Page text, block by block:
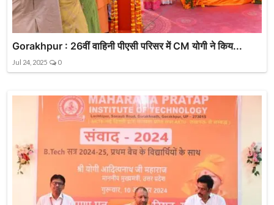
Gorakhpur : 26वीं वाहिनी पीएसी परिसर में CM योगी ने किय...
Jul 24, 2025 0